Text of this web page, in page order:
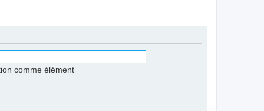
comme élément